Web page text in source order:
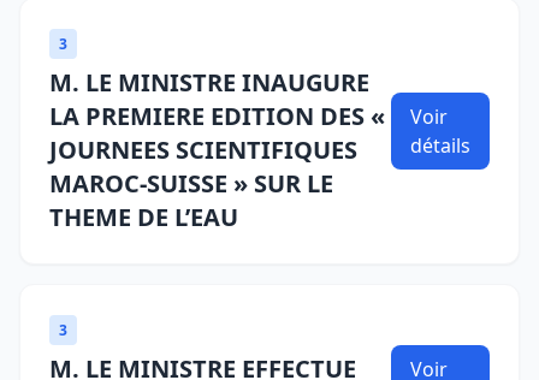
3
M. LE MINISTRE INAUGURE
LA PREMIERE EDITION DES «
JOURNEES SCIENTIFIQUES
MAROC-SUISSE » SUR LE
THEME DE L’EAU
Voir
détails
3
M. LE MINISTRE EFFECTUE
Voir